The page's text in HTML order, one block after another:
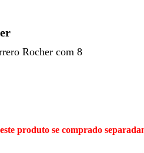
Rocher com 8
produto se comprado